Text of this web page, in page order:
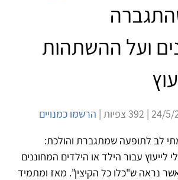
ועל ההשתהות
הרשמו כמנויים
לב לתופעה שמתגברת והולכת:
לייעוץ עבור הילד או הילדים המחוננים
נראה ש"כלו כל הקיצין". מאז ומתמיד